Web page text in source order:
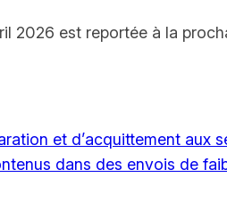
2026 est reportée à la
et d’acquittement aux
dans des envois de